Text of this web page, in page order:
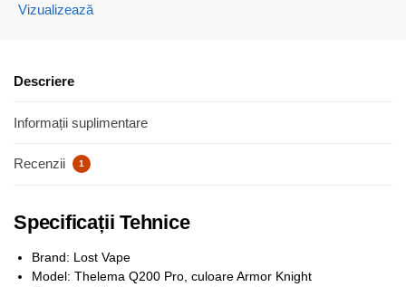
Vizualizează
Descriere
Informații suplimentare
Recenzii 1
Specificații Tehnice
Brand: Lost Vape
Model: Thelema Q200 Pro, culoare Armor Knight